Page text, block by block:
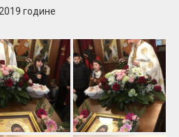
године